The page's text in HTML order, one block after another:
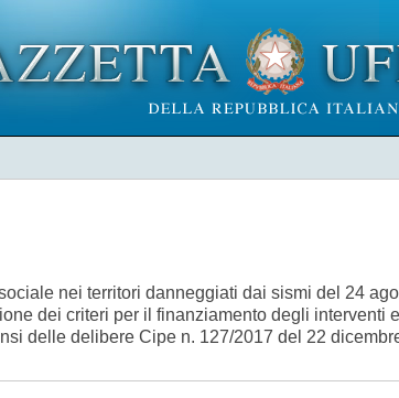
nei territori danneggiati dai sismi del 24
dei criteri per il finanziamento degli interventi
delle delibere Cipe n. 127/2017 del 22